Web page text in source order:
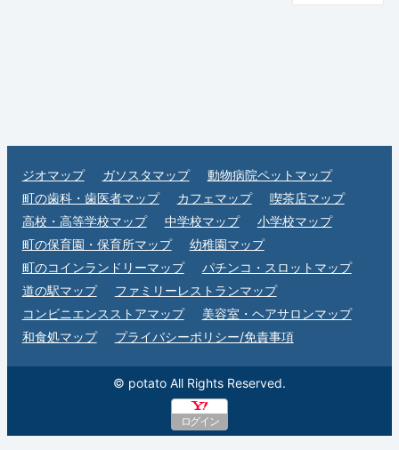
ジオマップ ガソスタマップ
動物病院ペットマップ
町の歯科・歯医者マップ
カフェマップ
喫茶店マップ
高校・高等学校マップ
中学校マップ
小学校マップ
町の保育園・保育所マップ
幼稚園マップ
町のコインランドリーマップ
パチンコ・スロットマップ
道の駅マップ
ファミリーレストランマップ
コンビニエンスストアマップ
美容室・ヘアサロンマップ
和食処マップ
プライバシーポリシー/免責事項
© potato All Rights Reserved.